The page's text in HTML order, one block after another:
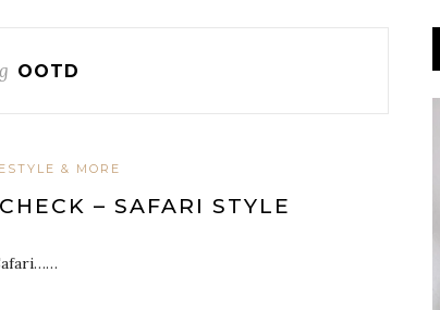
OOTD
& MORE
– SAFARI STYLE